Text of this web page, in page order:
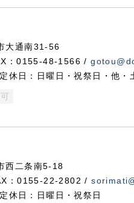
大通南31-56
：0155-48-1566 /
休日：日曜日・祝祭日・他・
二条南5-18
：0155-22-2802 /
休日：日曜日・祝祭日